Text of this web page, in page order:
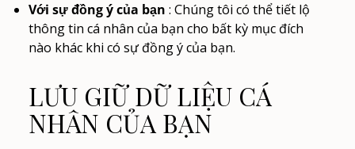
Với sự đồng ý của bạn : Chúng tôi có thể tiết lộ
thông tin cá nhân của bạn cho bất kỳ mục đích
nào khác khi có sự đồng ý của bạn.
LƯU GIỮ DỮ LIỆU CÁ
NHÂN CỦA BẠN